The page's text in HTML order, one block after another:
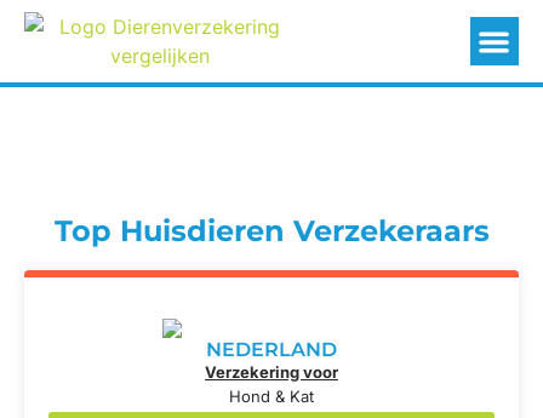
Top Huisdieren Verzekeraars
NEDERLAND
Verzekering voor
Hond & Kat